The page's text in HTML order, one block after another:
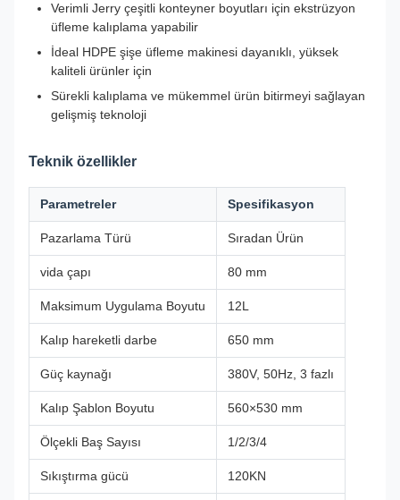
Verimli Jerry çeşitli konteyner boyutları için ekstrüzyon
üfleme kalıplama yapabilir
İdeal HDPE şişe üfleme makinesi dayanıklı, yüksek
kaliteli ürünler için
Sürekli kalıplama ve mükemmel ürün bitirmeyi sağlayan
gelişmiş teknoloji
Teknik özellikler
Parametreler Spesifikasyon
Pazarlama Türü Sıradan Ürün
vida çapı 80 mm
Maksimum Uygulama Boyutu 12L
Kalıp hareketli darbe 650 mm
Güç kaynağı 380V, 50Hz, 3 fazlı
Kalıp Şablon Boyutu 560×530 mm
Ölçekli Baş Sayısı 1/2/3/4
Sıkıştırma gücü 120KN